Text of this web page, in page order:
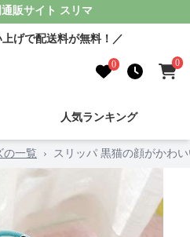
販サイト スリマ
上げで配送料が無料！／
0 0
人気ランキング
の一覧 › スリッパ 黒猫の顔がかわ